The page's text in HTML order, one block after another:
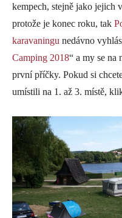
kempech, stejně jako jejich
protože je konec roku, tak
karavaningu nedávno
Camping 2018“ a my se na
první příčky. Pokud si
umístili na 1. až 3. místě,